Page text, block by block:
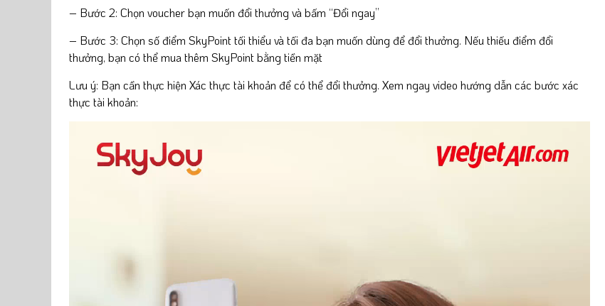
– Bước 2: Chọn voucher bạn muốn đổi thưởng và bấm “Đổi ngay”
– Bước 3: Chọn số điểm SkyPoint tối thiểu và tối đa bạn muốn dùng để đổi thưởng. Nếu thiếu điểm đổi
thưởng, bạn có thể mua thêm SkyPoint bằng tiền mặt
Lưu ý: Bạn cần thực hiện Xác thực tài khoản để có thể đổi thưởng. Xem ngay video hướng dẫn các bước xác
thực tài khoản:
Player